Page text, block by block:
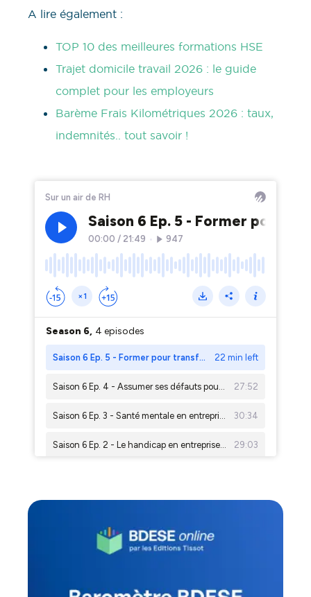
A lire également :
TOP 10 des meilleures formations HSE
Trajet domicile travail 2026 : le guide
complet pour les employeurs
Barème Frais Kilométriques 2026 : taux,
indemnités.. tout savoir !